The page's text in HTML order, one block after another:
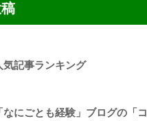
気記事ランキング
なにごとも経験」ブログの「コ